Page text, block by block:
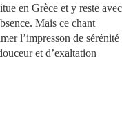
en Grèce et y reste avec
Mais ce chant
l’impresson de sérénité
et d’exaltation